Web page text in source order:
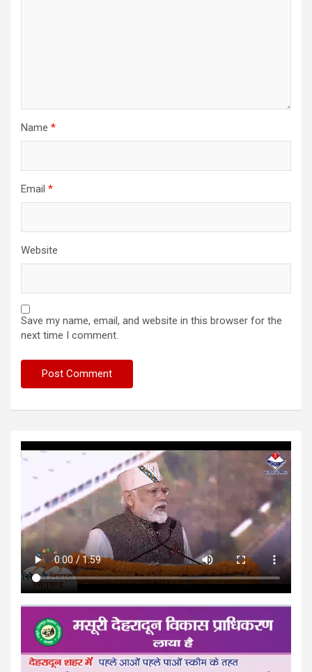
Name *
Email *
Website
Save my name, email, and website in this browser for the
next time I comment.